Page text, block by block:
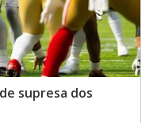
supresa dos